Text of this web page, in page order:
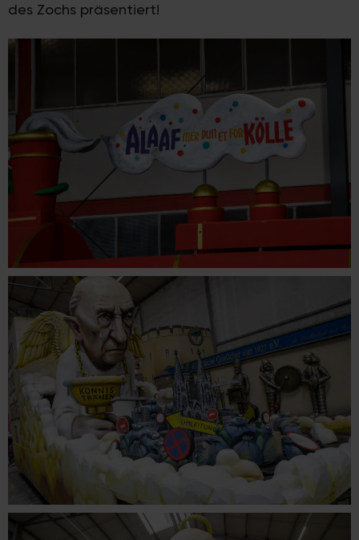
des Zochs präsentiert!